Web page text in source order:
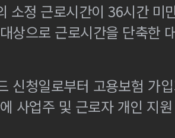
소정 근로시간이 36시간 미
상으로 근로시간을 단축한
신청일로부터 고용보험 가
사업주 및 근로자 개인 지